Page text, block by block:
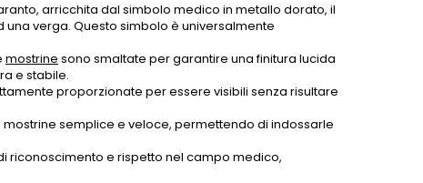
arricchita dal simbolo medico in metallo dorato, il
verga. Questo simbolo è universalmente
mostrine sono smaltate per garantire una finitura lucida
e stabile.
proporzionate per essere visibili senza risultare
semplice e veloce, permettendo di indossarle
riconoscimento e rispetto nel campo medico,